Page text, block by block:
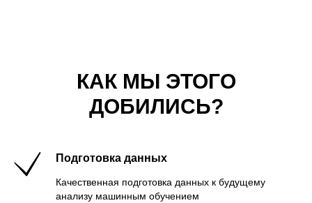
КАК МЫ ЭТОГО
ДОБИЛИСЬ?
Подготовка данных
Качественная подготовка данных к будущему
анализу машинным обучением